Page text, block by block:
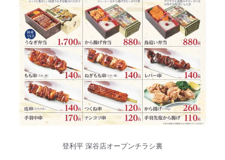
登利平 深谷店オープンチラシ裏